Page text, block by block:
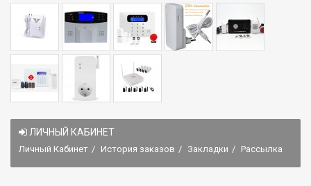
ЛИЧНЫЙ КАБИНЕТ
Личный Кабинет История заказов Закладки Рассылка